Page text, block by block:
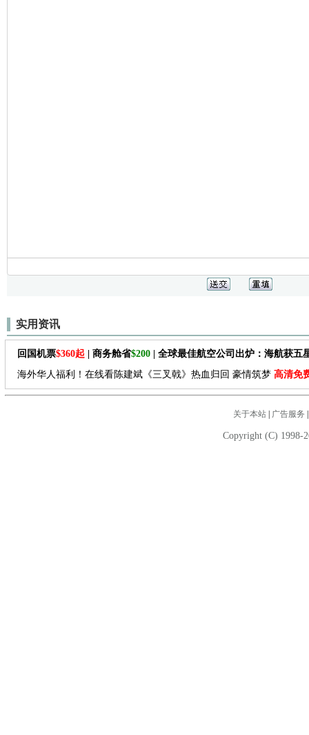
实用资讯
回国机票$360起 | 商务舱省$200 | 全球最佳航空公司出炉：海航获五
海外华人福利！在线看陈建斌《三叉戟》热血归回 豪情筑梦 高清免
关于本站| 广告服务
Copyright (C) 1998-